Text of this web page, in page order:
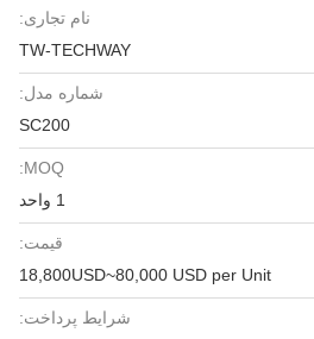
نام تجاری:
TW-TECHWAY
شماره مدل:
SC200
MOQ:
قیمت:
18,800USD~80,000 USD per Unit
شرایط پرداخت: